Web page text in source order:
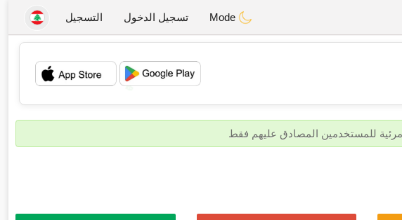
تسجيل الدخول التسجيل
💖
💕
للمستخدمين المصادق عليهم فقط